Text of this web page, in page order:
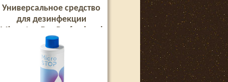
Универсальное средство
для дезинфекции
Microstop Dez Professional
Саникон/Дезекон (250 мл)